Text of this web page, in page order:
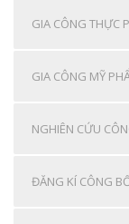
GIA CÔNG THỰC
GIA CÔNG MỸ
NGHIÊN CỨU
ĐĂNG KÍ CÔNG